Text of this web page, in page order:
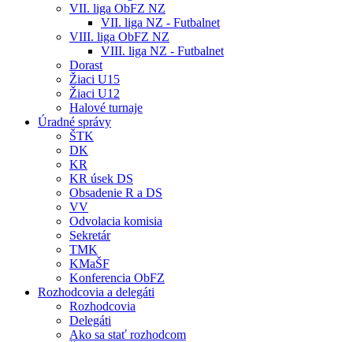
VII. liga ObFZ NZ
VII. liga NZ - Futbalnet
VIII. liga ObFZ NZ
VIII. liga NZ - Futbalnet
Dorast
Žiaci U15
Žiaci U12
Halové turnaje
Úradné správy
ŠTK
DK
KR
KR úsek DS
Obsadenie R a DS
VV
Odvolacia komisia
Sekretár
TMK
KMaŠF
Konferencia ObFZ
Rozhodcovia a delegáti
Rozhodcovia
Delegáti
Ako sa stať rozhodcom